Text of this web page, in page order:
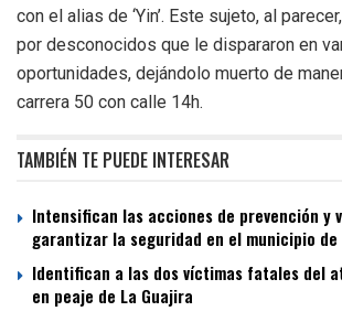
con el alias de ‘Yin’. Este sujeto, al
por desconocidos que le dispararon en
oportunidades, dejándolo muerto de
carrera 50 con calle 14h.
TAMBIÉN TE PUEDE INTERESAR
Intensifican las acciones de prevención y
garantizar la seguridad en el municipio de
Identifican a las dos víctimas fatales del
en peaje de La Guajira